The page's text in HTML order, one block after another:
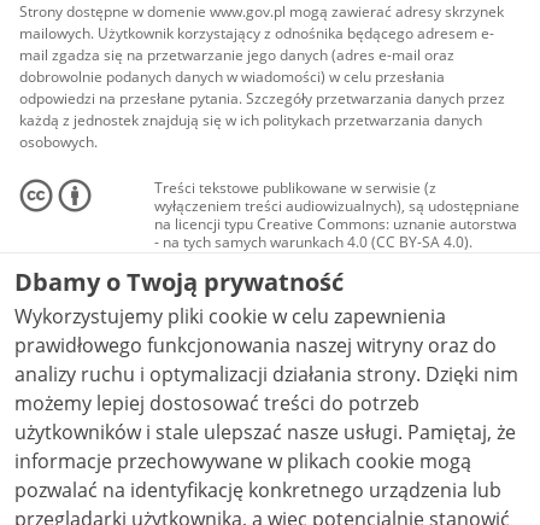
Strony dostępne w domenie www.gov.pl mogą zawierać adresy skrzynek
mailowych. Użytkownik korzystający z odnośnika będącego adresem e-
mail zgadza się na przetwarzanie jego danych (adres e-mail oraz
dobrowolnie podanych danych w wiadomości) w celu przesłania
odpowiedzi na przesłane pytania. Szczegóły przetwarzania danych przez
każdą z jednostek znajdują się w ich politykach przetwarzania danych
osobowych.
Treści tekstowe publikowane w serwisie (z
wyłączeniem treści audiowizualnych), są udostępniane
na licencji typu Creative Commons: uznanie autorstwa
- na tych samych warunkach 4.0 (CC BY-SA 4.0).
Materiały audiowizualne, w tym zdjęcia, materiały
audio i wideo, są udostępniane na licencji typu
Creative Commons: uznanie autorstwa użycie
niekomercyjne - bez utworów zależnych 4.0 (CC BY-
NC-ND 4.0), o ile nie jest to stwierdzone inaczej.
Dbamy o Twoją prywatność
Wykorzystujemy pliki cookie w celu zapewnienia
prawidłowego funkcjonowania naszej witryny oraz do
analizy ruchu i optymalizacji działania strony. Dzięki nim
możemy lepiej dostosować treści do potrzeb
użytkowników i stale ulepszać nasze usługi. Pamiętaj, że
informacje przechowywane w plikach cookie mogą
pozwalać na identyfikację konkretnego urządzenia lub
przeglądarki użytkownika, a więc potencjalnie stanowić